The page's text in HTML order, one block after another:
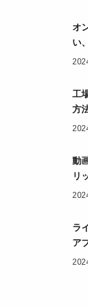
オ
い
工
方
動
リ
ラ
ア